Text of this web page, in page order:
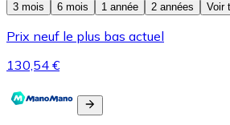
3 mois
6 mois 1 année 2 années Voir
Prix neuf le plus bas actuel
130,54 €